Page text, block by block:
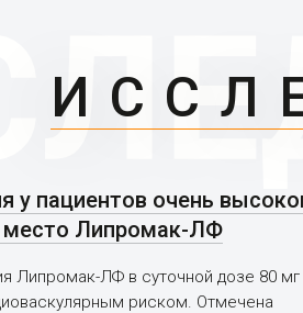
у пациентов очень
место Липромак-ЛФ
Липромак-ЛФ в суточной дозе 80 мг
риском. Отмечена